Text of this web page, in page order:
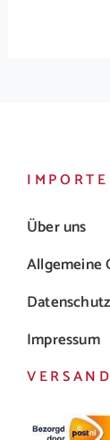
Über uns
Allgemeine
Datenschutz
Impressum
VERSAND